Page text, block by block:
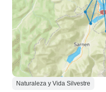
Naturaleza y Vida Silvestre